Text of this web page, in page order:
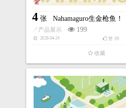
4 张 Nahamaguro生金枪鱼！
↗ 产品展示 199
2026-04-24 赞39
收藏